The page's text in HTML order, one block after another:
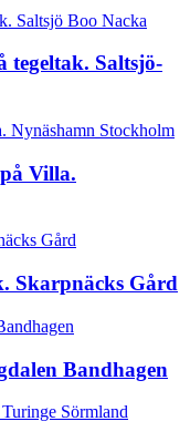
tegeltak. Saltsjö-
Villa.
Skarpnäcks Gård
Bandhagen